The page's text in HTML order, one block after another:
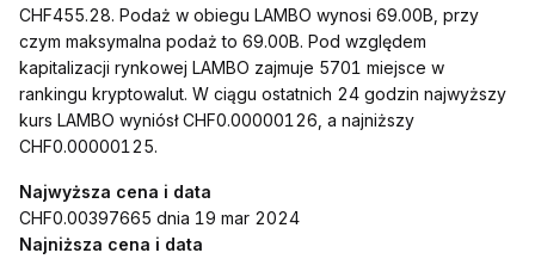
CHF455.28. Podaż w obiegu LAMBO wynosi 69.00B, przy
czym maksymalna podaż to 69.00B. Pod względem
kapitalizacji rynkowej LAMBO zajmuje 5701 miejsce w
rankingu kryptowalut. W ciągu ostatnich 24 godzin najwyższy
kurs LAMBO wyniósł CHF0.00000126, a najniższy
CHF0.00000125.
Najwyższa cena i data
CHF0.00397665 dnia 19 mar 2024
Najniższa cena i data